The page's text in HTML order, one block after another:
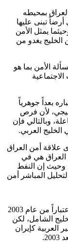
بمحيطه
أرضاً تبنى عليها
يمثل الأمن
يغدو من
الأمن بما هو
بعداً جوهرياً
لأن فرص
وبالتالي فإن
الخليج العربي.
علاقة أمن العراق
العراق هي في
وحيث إن النفط
المباشر أمن
وكما هو حال بيئة الأمن الخليجي جسّد العراق اعتباراً من عام 2003
الشامل، لكن
العربية كإيران